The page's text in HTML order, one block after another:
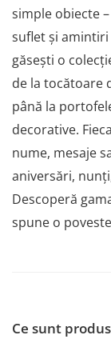
simple obiecte
suflet și amintiri
găsești o
de la tocătoare
până la
decorative.
nume, mesaje
aniversări,
Descoperă
spune o
Ce sunt